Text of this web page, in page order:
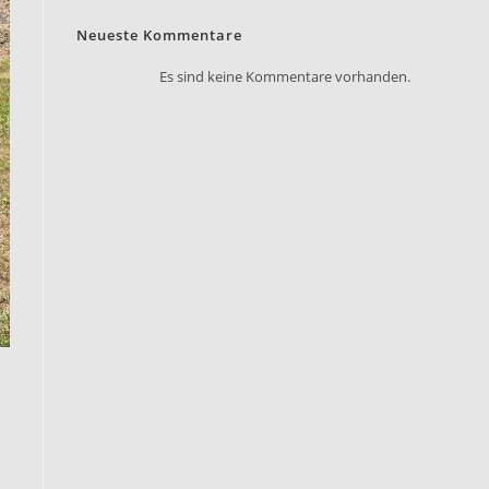
Neueste Kommentare
Es sind keine Kommentare vorhanden.